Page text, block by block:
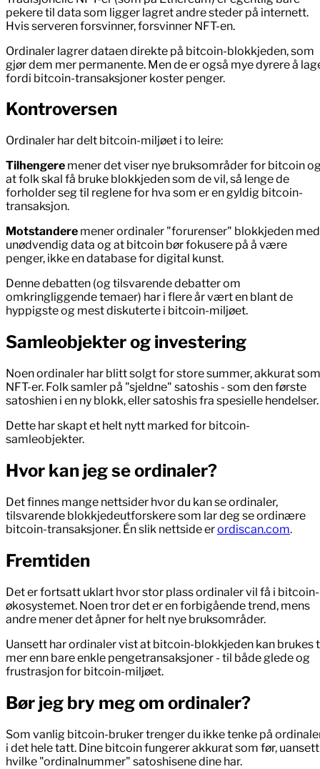
pekere til data som ligger lagret andre steder på internett.
Hvis serveren forsvinner, forsvinner NFT-en.
Ordinaler lagrer dataen direkte på bitcoin-blokkjeden, som
gjør dem mer permanente. Men de er også mye dyrere å
fordi bitcoin-transaksjoner koster penger.
Kontroversen
Ordinaler har delt bitcoin-miljøet i to leire:
Tilhengere mener det viser nye bruksområder for bitcoin
at folk skal få bruke blokkjeden som de vil, så lenge de
forholder seg til reglene for hva som er en gyldig bitcoin-
transaksjon.
Motstandere mener ordinaler "forurenser" blokkjeden med
unødvendig data og at bitcoin bør fokusere på å være
penger, ikke en database for digital kunst.
Denne debatten (og tilsvarende debatter om
omkringliggende temaer) har i flere år vært en blant de
hyppigste og mest diskuterte i bitcoin-miljøet.
Samleobjekter og investering
Noen ordinaler har blitt solgt for store summer, akkurat som
NFT-er. Folk samler på "sjeldne" satoshis - som den første
satoshien i en ny blokk, eller satoshis fra spesielle hendelser.
Dette har skapt et helt nytt marked for bitcoin-
samleobjekter.
Hvor kan jeg se ordinaler?
Det finnes mange nettsider hvor du kan se ordinaler,
tilsvarende blokkjedeutforskere som lar deg se ordinære
bitcoin-transaksjoner. Én slik nettside erordiscan.com.
Fremtiden
Det er fortsatt uklart hvor stor plass ordinaler vil få i bitcoin-
økosystemet. Noen tror det er en forbigående trend, mens
andre mener det åpner for helt nye bruksområder.
Uansett har ordinaler vist at bitcoin-blokkjeden kan brukes
mer enn bare enkle pengetransaksjoner - til både glede og
frustrasjon for bitcoin-miljøet.
Bør jeg bry meg om ordinaler?
Som vanlig bitcoin-bruker trenger du ikke tenke på
i det hele tatt. Dine bitcoin fungerer akkurat som før, uansett
hvilke "ordinalnummer" satoshisene dine har.